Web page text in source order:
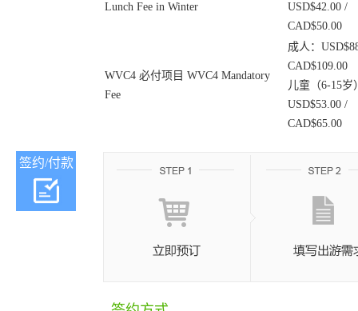
Lunch Fee in Winter
USD$42.00 /
CAD$50.00
WVC4 必付项目 WVC4 Mandatory
Fee
成人：
CAD$109.00
儿童（6-15岁
USD$53.00 /
CAD$65.00
签约/付款